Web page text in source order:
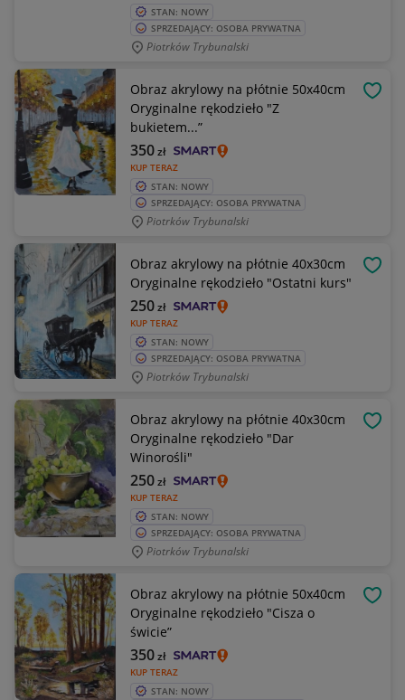
STAN: NOWY
SPRZEDAJĄCY: OSOBA PRYWATNA
Piotrków Trybunalski
Obraz akrylowy na płótnie 50x40cm
Oryginalne rękodzieło "Z
bukietem...”
KUP TERAZ
350zł
STAN: NOWY
SPRZEDAJĄCY: OSOBA PRYWATNA
Piotrków Trybunalski
Obraz akrylowy na płótnie 40x30cm
Oryginalne rękodzieło "Ostatni kurs"
KUP TERAZ
250zł
STAN: NOWY
SPRZEDAJĄCY: OSOBA PRYWATNA
Piotrków Trybunalski
Obraz akrylowy na płótnie 40x30cm
Oryginalne rękodzieło "Dar
Winorośli"
KUP TERAZ
250zł
STAN: NOWY
SPRZEDAJĄCY: OSOBA PRYWATNA
Piotrków Trybunalski
Obraz akrylowy na płótnie 50x40cm
Oryginalne rękodzieło "Cisza o
świcie”
KUP TERAZ
350zł
STAN: NOWY